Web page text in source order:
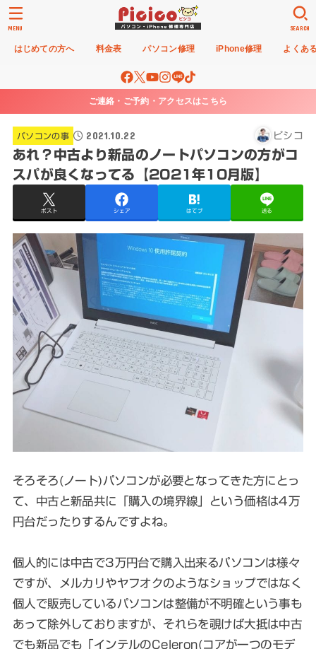
はじめての方へ 料金表 パソコン修理 iPhone修理 よくあ
SEARCH
MENU
ご連絡・ご予約・アクセスはこちら
パソコンの事 2021.10.22 ピシコ
あれ？中古より新品のノートパソコンの方がコ
スパが良くなってる【2021年10月版】
ポスト シェア はてブ 送る
そろそろ(ノート)パソコンが必要となってきた方にとっ
て、中古と新品共に「購入の境界線」という価格は4万
円台だったりするんですよね。
個人的には中古で3万円台で購入出来るパソコンは様々
ですが、メルカリやヤフオクのようなショップではなく
個人で販売しているパソコンは整備が不明確という事も
あって除外しておりますが、それらを覗けば大抵は中古
でも新品でも「インテルのCeleron(コアが一つのモデ